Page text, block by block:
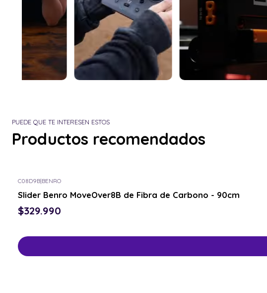
PUEDE QUE TE INTERESEN ESTOS
Productos recomendados
C08D9B|BENRO
Slider Benro MoveOver8B de Fibra de Carbono - 90cm
$329.990